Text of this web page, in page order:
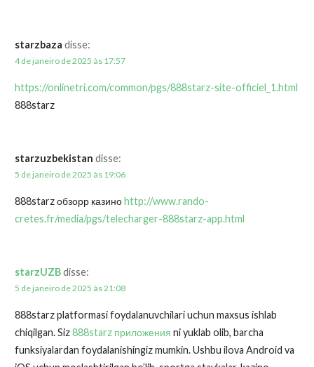
starzbaza disse:
4 de janeiro de 2025 às 17:57
https://onlinetri.com/common/pgs/888starz-site-officiel_1.html
888starz
starzuzbekistan disse:
5 de janeiro de 2025 às 19:06
888starz обзорр казиноhttp://www.rando-
cretes.fr/media/pgs/telecharger-888starz-app.html
starzUZBdisse:
5 de janeiro de 2025 às 21:08
888starz platformasi foydalanuvchilari uchun maxsus ishlab
chiqilgan. Siz888starz приложения ni yuklab olib, barcha
funksiyalardan foydalanishingiz mumkin. Ushbu ilova Android va